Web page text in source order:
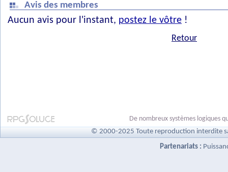
Avis des membres
Aucun avis pour l'instant, postez le vôtre !
Retour
De nombreux systèmes logiques
© 2000-2025 Toute reproduction interdite
Partenariats :